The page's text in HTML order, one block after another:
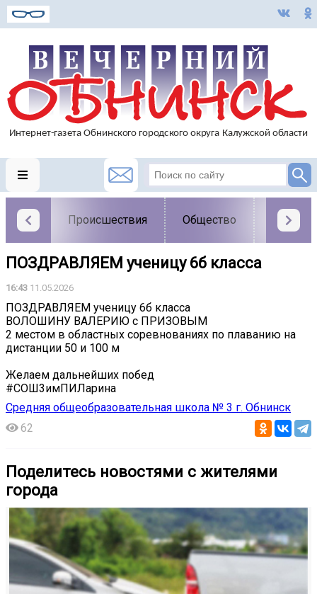
Происшествия Общество Власть
ПОЗДРАВЛЯЕМ ученицу 6б класса
16:43 11.05.2026
ПОЗДРАВЛЯЕМ ученицу 6б класса
ВОЛОШИНУ ВАЛЕРИЮ с ПРИЗОВЫМ
2 местом в областных соревнованиях по плаванию на
дистанции 50 и 100 м
Желаем дальнейших побед
#СОШ3имПИЛарина
Средняя общеобразовательная школа № 3 г. Обнинск
62
Поделитесь новостями с жителями
города